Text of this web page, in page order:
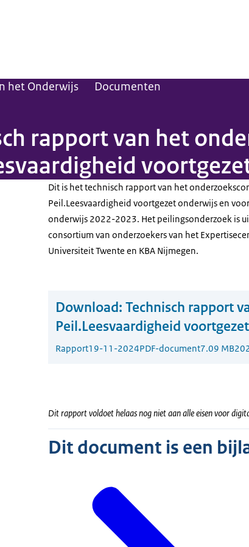
het Onderwijs Documenten
rapport van het
Dit is het technisch rapport van het
Peil.Leesvaardigheid voortgezet onderwijs en
onderwijs 2022-2023. Het peilingsonderzoek is
consortium van onderzoekers van het
Universiteit Twente en KBA Nijmegen.
Download: Technisch rapport
Peil.Leesvaardigheid
Rapport19-11-2024PDF-document7.09 MB
Dit rapport voldoet helaas nog niet aan alle eisen voor
Dit document is een